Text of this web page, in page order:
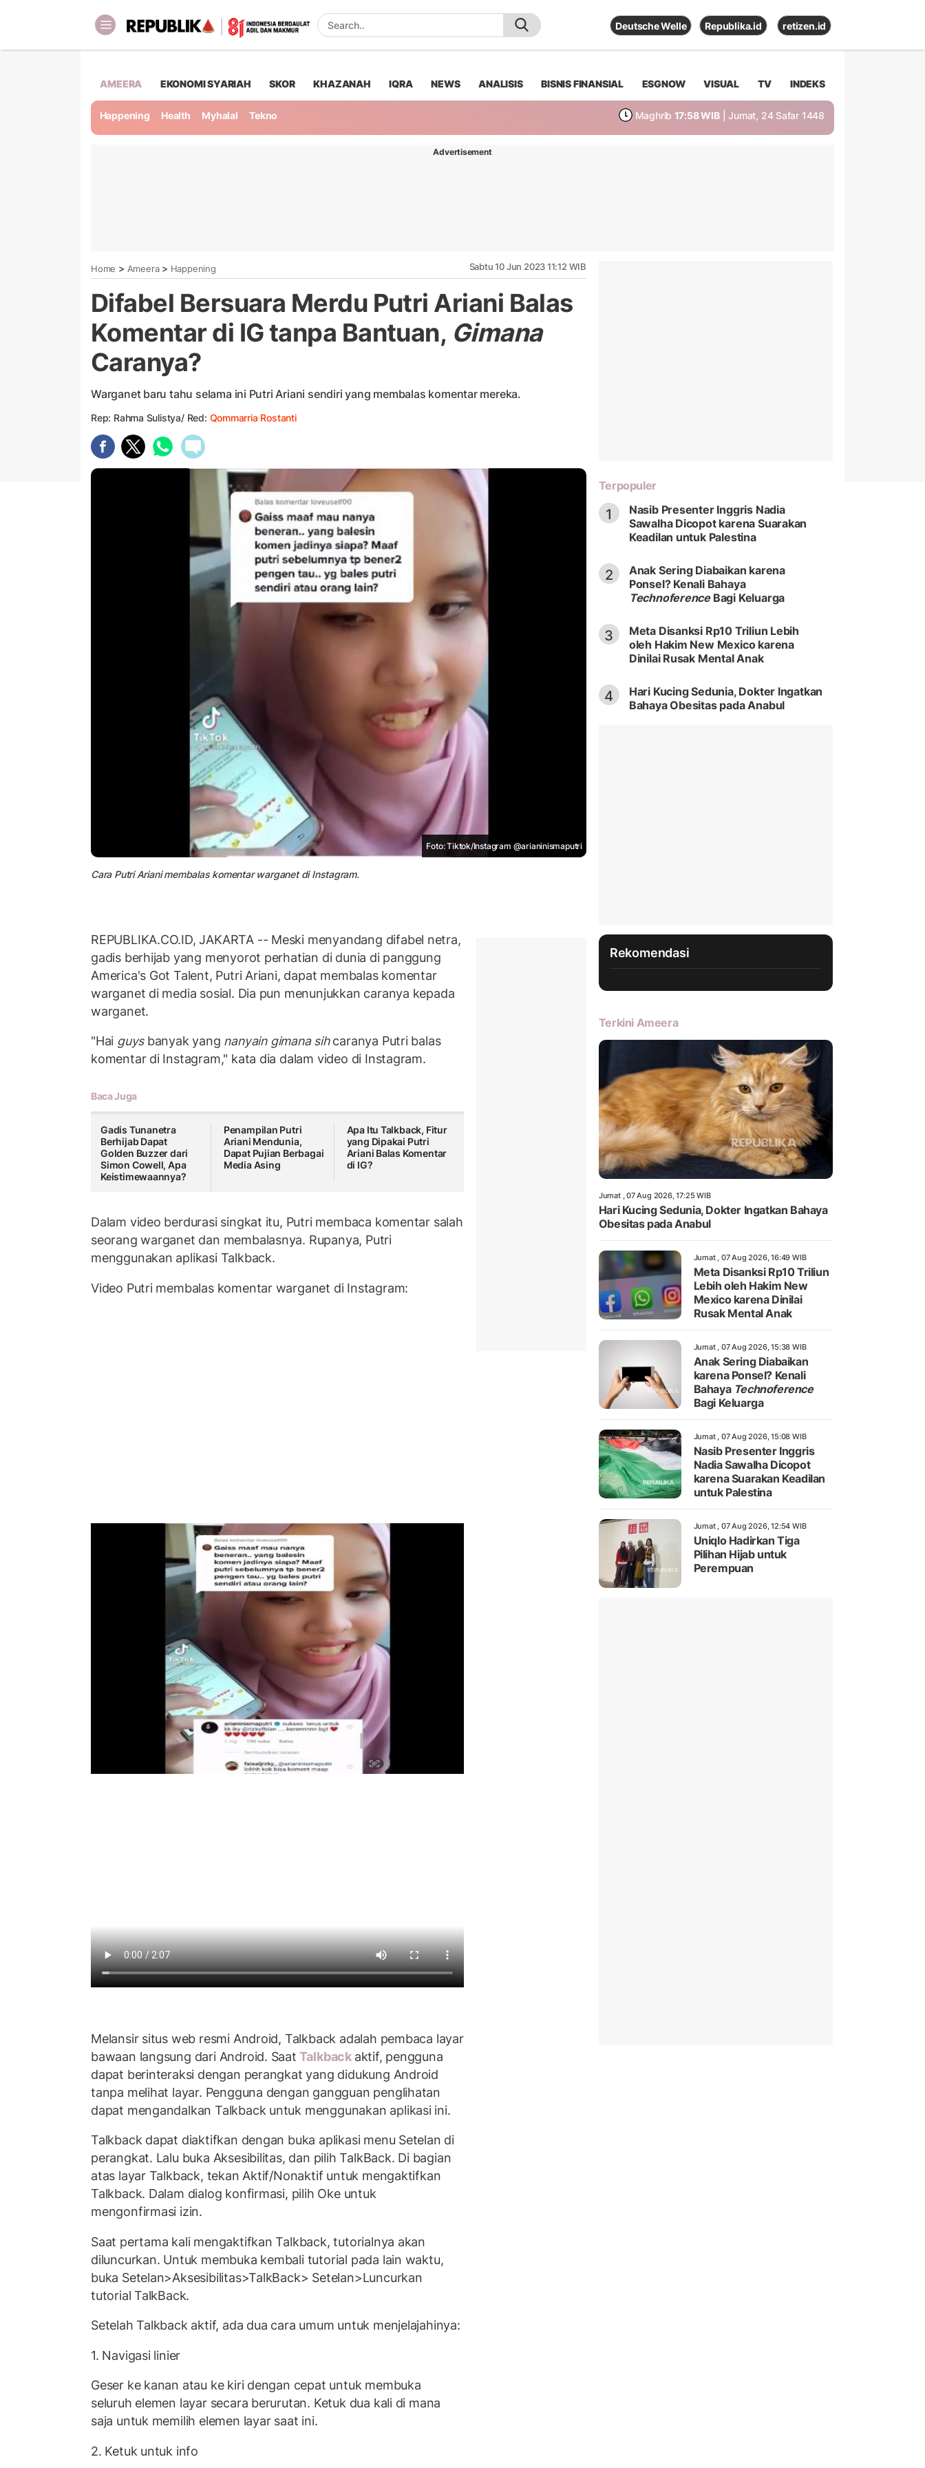
Deutsche Welle Republika.id retizen.id
AMEERA EKONOMI SYARIAH SKOR KHAZANAH IQRA NEWS ANALISIS BISNIS FINANSIAL ESGNOW VISUAL TV INDEKS
Happening Health Myhalal Tekno Maghrib 17:58 WIB | Jumat, 24 Safar 1448
Advertisement
Home > Ameera> Happening Sabtu 10 Jun 2023 11:12 WIB
Difabel Bersuara Merdu Putri Ariani Balas
Komentar di IG tanpa Bantuan, Gimana
Caranya?
Warganet baru tahu selama ini Putri Ariani sendiri yang membalas komentar mereka.
Rep: Rahma Sulistya/ Red: Qommarria Rostanti
Foto: Tiktok/Instagram @arianinismaputri
Cara Putri Ariani membalas komentar warganet di Instagram.
REPUBLIKA.CO.ID, JAKARTA -- Meski menyandang difabel netra,
gadis berhijab yang menyorot perhatian di dunia di panggung
America's Got Talent, Putri Ariani, dapat membalas komentar
warganet di media sosial. Dia pun menunjukkan caranya kepada
warganet.
"Hai guysbanyak yang nanyain gimana sihcaranya Putri balas
komentar di Instagram," kata dia dalam video di Instagram.
Baca Juga
Gadis Tunanetra
Berhijab Dapat
Golden Buzzer dari
Simon Cowell, Apa
Keistimewaannya?
Penampilan Putri
Ariani Mendunia,
Dapat Pujian Berbagai
Media Asing
Apa Itu Talkback, Fitur
yang Dipakai Putri
Ariani Balas Komentar
di IG?
Dalam video berdurasi singkat itu, Putri membaca komentar salah
seorang warganet dan membalasnya. Rupanya, Putri
menggunakan aplikasi Talkback.
Video Putri membalas komentar warganet di Instagram:
Melansir situs web resmi Android, Talkback adalah pembaca layar
bawaan langsung dari Android. Saat Talkback aktif, pengguna
dapat berinteraksi dengan perangkat yang didukung Android
tanpa melihat layar. Pengguna dengan gangguan penglihatan
dapat mengandalkan Talkback untuk menggunakan aplikasi ini.
Talkback dapat diaktifkan dengan buka aplikasi menu Setelan di
perangkat. Lalu buka Aksesibilitas, dan pilih TalkBack. Di bagian
atas layar Talkback, tekan Aktif/Nonaktif untuk mengaktifkan
Talkback. Dalam dialog konfirmasi, pilih Oke untuk
mengonfirmasi izin.
Saat pertama kali mengaktifkan Talkback, tutorialnya akan
diluncurkan. Untuk membuka kembali tutorial pada lain waktu,
buka Setelan>Aksesibilitas>TalkBack> Setelan>Luncurkan
tutorial TalkBack.
Setelah Talkback aktif, ada dua cara umum untuk menjelajahinya:
1. Navigasi linier
Geser ke kanan atau ke kiri dengan cepat untuk membuka
seluruh elemen layar secara berurutan. Ketuk dua kali di mana
saja untuk memilih elemen layar saat ini.
2. Ketuk untuk info
Terpopuler
1
Nasib Presenter Inggris Nadia
Sawalha Dicopot karena Suarakan
Keadilan untuk Palestina
2
Anak Sering Diabaikan karena
Ponsel? Kenali Bahaya
TechnoferenceBagi Keluarga
3
Meta Disanksi Rp10 Triliun Lebih
oleh Hakim New Mexico karena
Dinilai Rusak Mental Anak
4
Hari Kucing Sedunia, Dokter Ingatkan
Bahaya Obesitas pada Anabul
Rekomendasi
Terkini Ameera
Jumat , 07 Aug 2026, 17:25 WIB
Hari Kucing Sedunia, Dokter Ingatkan Bahaya
Obesitas pada Anabul
Jumat , 07 Aug 2026, 16:49 WIB
Meta Disanksi Rp10 Triliun
Lebih oleh Hakim New
Mexico karena Dinilai
Rusak Mental Anak
Jumat , 07 Aug 2026, 15:38 WIB
Anak Sering Diabaikan
karena Ponsel? Kenali
Bahaya Technoference
Bagi Keluarga
Jumat , 07 Aug 2026, 15:08 WIB
Nasib Presenter Inggris
Nadia Sawalha Dicopot
karena Suarakan Keadilan
untuk Palestina
Jumat , 07 Aug 2026, 12:54 WIB
Uniqlo Hadirkan Tiga
Pilihan Hijab untuk
Perempuan